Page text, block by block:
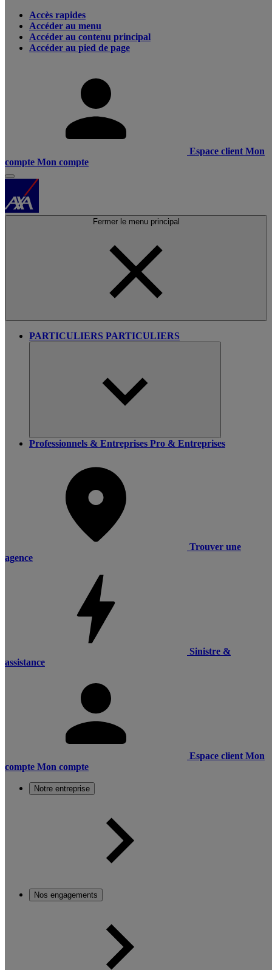
Accès rapides
Accéder au menu
Accéder au contenu principal
Accéder au pied de page
Espace client Mon
compte Mon compte
Fermer le menu principal
PARTICULIERS PARTICULIERS
Professionnels & Entreprises Pro & Entreprises
Trouver une
agence
Sinistre &
assistance
Espace client Mon
compte Mon compte
Notre entreprise
Nos engagements